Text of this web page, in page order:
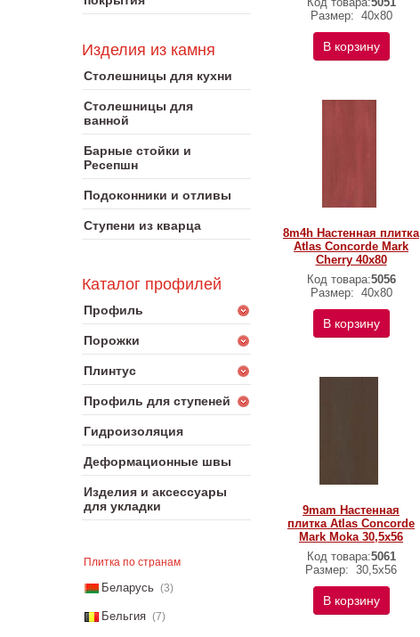
Изделия из камня
Столешницы для кухни
Столешницы для
ванной
Барные стойки и
Ресепшн
Подоконники и отливы
Ступени из кварца
Каталог профилей
Профиль
Порожки
Плинтус
Профиль для ступеней
Гидроизоляция
Деформационные швы
Изделия и аксессуары
для укладки
Плитка по странам
Беларусь (3)
Бельгия (7)
Размер: 40x80
В корзину
8m4h Настенная плитка
Atlas Concorde Mark
Cherry 40x80
Код товара:5056
Размер: 40x80
В корзину
9mam Настенная
плитка Atlas Concorde
Mark Moka 30,5x56
Код товара:5061
Размер: 30,5x56
В корзину